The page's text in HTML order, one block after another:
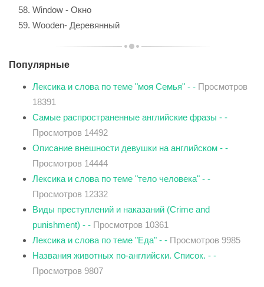
Window - Окно
Wooden- Деревянный
Популярные
Лексика и слова по теме "моя Семья" - - Просмотров
18391
Самые распространенные английские фразы - -
Просмотров 14492
Описание внешности девушки на английском - -
Просмотров 14444
Лексика и слова по теме "тело человека" - -
Просмотров 12332
Виды преступлений и наказаний (Crime and
punishment) - - Просмотров 10361
Лексика и слова по теме "Еда" - - Просмотров 9985
Названия животных по-английски. Список. - -
Просмотров 9807